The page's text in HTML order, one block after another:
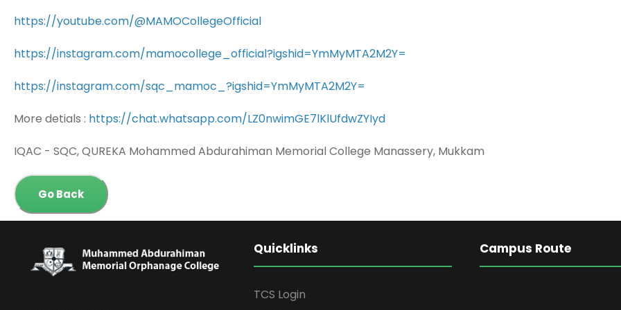
https://youtube.com/@MAMOCollegeOfficial
https://instagram.com/mamocollege_official?igshid=YmMyMTA2M2Y=
https://instagram.com/sqc_mamoc_?igshid=YmMyMTA2M2Y=
More detials : https://chat.whatsapp.com/LZ0nwimGE7lKlUfdwZYIyd
IQAC - SQC, QUREKA Mohammed Abdurahiman Memorial College Manassery, Mukkam
Go Back
Quicklinks
TCS Login
Campus Route